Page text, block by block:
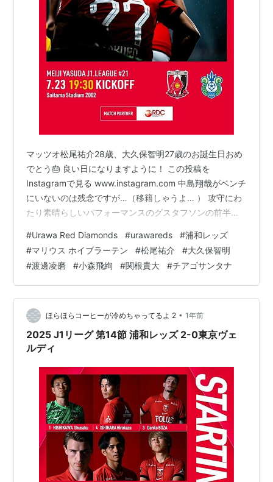
マッツオ松尾祐介28歳、大久保智明27歳のお誕生日おめ
でとう🎂 良い日になりますように！ この投稿を
Instagramで見る www.instagram.com 中島翔哉がベンチ
にいないのは残念ですが…（移籍しゃうよ… ） 攻守にわ
たり素晴らしいパフォーマンスのグスタフソンの前半の
ス王子🤴ありがとうーー埼スタにいる友だちからゴール
後のパフォーマンス✊がかっこよかったと報告あり。見た
かったーー。 これだ！渡邊凌磨 のCKから マリウスホイ
ブラーテンが鮮やかなヘッドで先制ゴール🔥 #渡邊凌磨
のCKから #マリウスホイブラーテン が鮮やかなヘ…
#Urawa Red Diamonds #urawareds #浦和レッズ
#マリウス ホイブラーテン #松尾祐介 #大久保智明
#渡邊凌磨 #小森飛絢 #関根貴大 #チアゴサンタナ
ほらほらコーヒーが冷めちゃってるよ 2 • 1年前
2025 J1リーグ 第14節 浦和レッズ 2-0東京ヴェ
ルディ